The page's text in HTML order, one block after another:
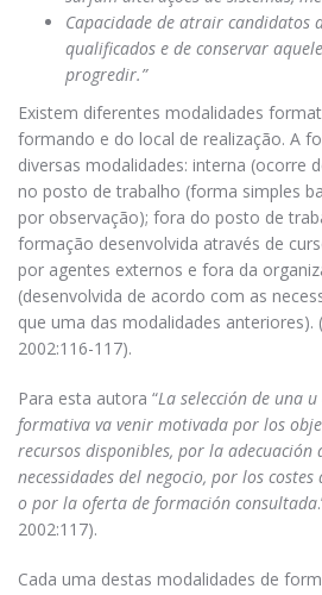
Capacidade de atrair candidatos
qualificados e de conservar
progredir.”
Existem diferentes modalidades
formando e do local de realização. A
diversas modalidades: interna (ocorre
no posto de trabalho (forma simples
por observação); fora do posto de
formação desenvolvida através de
por agentes externos e fora da
(desenvolvida de acordo com as
que uma das modalidades anteriores).
2002:116-117).
Para esta autora “La selección de una
formativa va venir motivada por los
recursos disponibles, por la adecuación
necessidades del negocio, por los
o por la oferta de formación consultada
2002:117).
Cada uma destas modalidades de